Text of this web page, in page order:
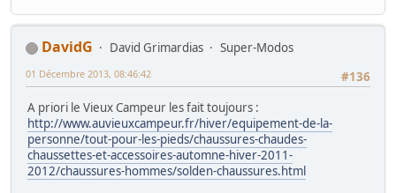
DavidG David Grimardias
Super-Modos
#136
01 Décembre 2013, 08:46:42
A priori le Vieux Campeur les fait toujours :
http://www.auvieuxcampeur.fr/hiver/equipement-de-la-
personne/tout-pour-les-pieds/chaussures-chaudes-
chaussettes-et-accessoires-automne-hiver-2011-
2012/chaussures-hommes/solden-chaussures.html